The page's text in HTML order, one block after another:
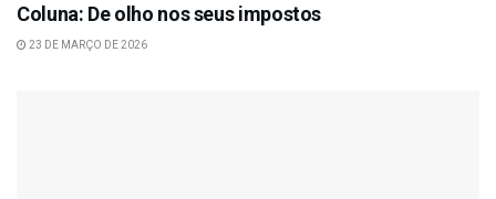
Coluna: De olho nos seus impostos
23 DE MARÇO DE 2026